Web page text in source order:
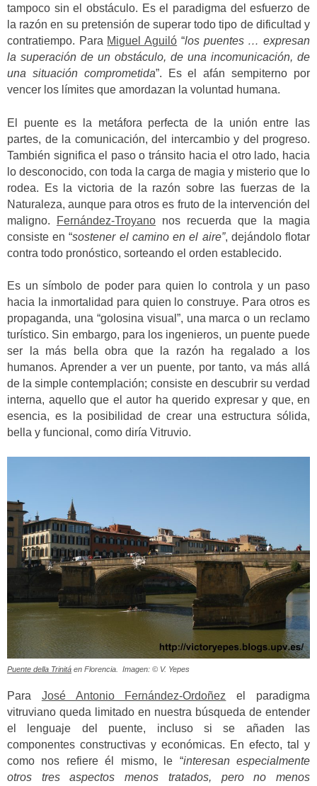
tampoco sin el obstáculo. Es el paradigma del esfuerzo de
la razón en su pretensión de superar todo tipo de dificultad y
contratiempo. Para Miguel Aguiló “los puentes … expresan
la superación de un obstáculo, de una incomunicación, de
una situación comprometida”. Es el afán sempiterno por
vencer los límites que amordazan la voluntad humana.
El puente es la metáfora perfecta de la unión entre las
partes, de la comunicación, del intercambio y del progreso.
También significa el paso o tránsito hacia el otro lado, hacia
lo desconocido, con toda la carga de magia y misterio que lo
rodea. Es la victoria de la razón sobre las fuerzas de la
Naturaleza, aunque para otros es fruto de la intervención del
maligno.
Fernández-Troyano nos recuerda que la magia
consiste en “sostener el camino en el aire”, dejándolo flotar
contra todo pronóstico, sorteando el orden establecido.
Es un símbolo de poder para quien lo controla y un paso
hacia la inmortalidad para quien lo construye. Para otros es
propaganda, una “golosina visual”, una marca o un reclamo
turístico. Sin embargo, para los ingenieros, un puente puede
ser la más bella obra que la razón ha regalado a los
humanos. Aprender a ver un puente, por tanto, va más allá
de la simple contemplación; consiste en descubrir su verdad
interna, aquello que el autor ha querido expresar y que, en
esencia, es la posibilidad de crear una estructura sólida,
bella y funcional, como diría Vitruvio.
Puente della Trinitá en Florencia. Imagen: © V. Yepes
Para José Antonio Fernández-Ordoñez el paradigma
vitruviano queda limitado en nuestra búsqueda de entender
el lenguaje del puente, incluso si se añaden las
componentes constructivas y económicas. En efecto, tal y
como nos refiere él mismo, le “interesan especialmente
otros tres aspectos menos tratados, pero no menos